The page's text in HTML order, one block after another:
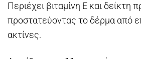
Περιέχει βιταμίνη Ε και δείκτη
προστατεύοντας το δέρμα από
ακτίνες.